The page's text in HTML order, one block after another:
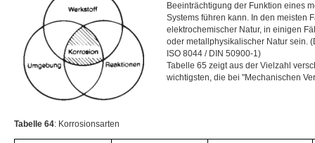
Beeinträchtigung der Funktion eines
Systems führen kann. In den meisten
elektrochemischer Natur, in einigen
oder metallphysikalischer Natur sein.
ISO 8044 / DIN 50900-1)
Tabelle 65 zeigt aus der Vielzahl
wichtigsten, die bei "Mechanischen
Tabelle 64: Korrosionsarten